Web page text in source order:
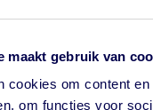
maakt gebruik van
cookies om content
om functies voor